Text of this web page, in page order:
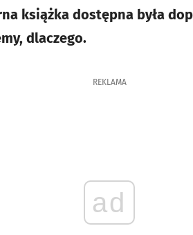
książka dostępna była
dlaczego.
REKLAMA
ad